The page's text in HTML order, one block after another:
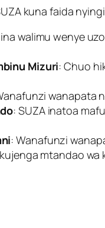
kuna faida
ina walimu wenye
Mizuri: Chuo
wanapata
: SUZA inatoa
: Wanafunzi
mtandao wa